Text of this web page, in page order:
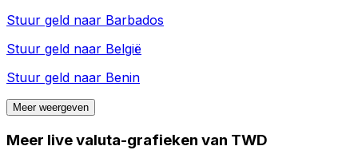
Stuur geld naar Barbados
Stuur geld naar België
Stuur geld naar Benin
Meer weergeven
Meer live valuta-grafieken van TWD